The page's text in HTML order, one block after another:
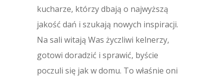
kucharze, którzy dbają o najwyższą
jakość dań i szukają nowych inspiracji.
Na sali witają Was życzliwi kelnerzy,
gotowi doradzić i sprawić, byście
poczuli się jak w domu. To właśnie oni